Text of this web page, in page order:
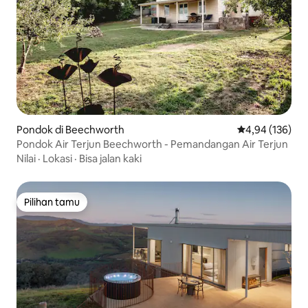
Pondok di Beechworth Nilai rata-rata
4,94 (136)
Pondok Air Terjun Beechworth - Pemandangan Air Terjun
Nilai · Lokasi · Bisa jalan kaki
Pilihan tamu
Pilihan tamu